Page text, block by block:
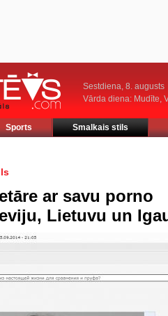
Sestdiena, 8. augusts
Vārda diena: Mudīte,
Sports Smalkais stils
ar savu porno
Lietuvu un